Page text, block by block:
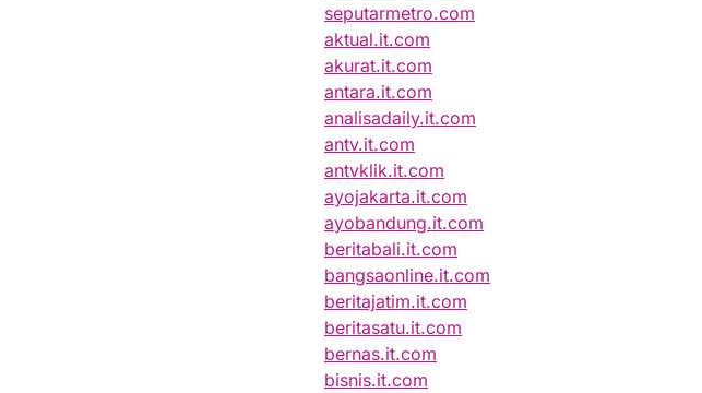
seputarmetro.com
aktual.it.com
akurat.it.com
antara.it.com
analisadaily.it.com
antv.it.com
antvklik.it.com
ayojakarta.it.com
ayobandung.it.com
beritabali.it.com
bangsaonline.it.com
beritajatim.it.com
beritasatu.it.com
bernas.it.com
bisnis.it.com